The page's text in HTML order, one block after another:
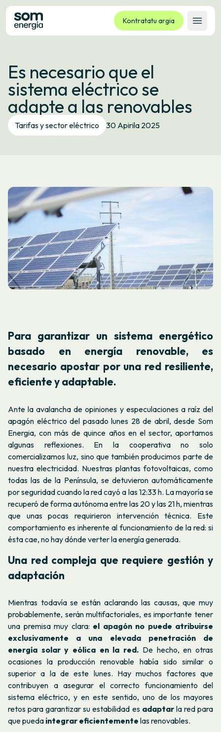
Kontratatu argia
Ireki
Tarifak
Zerbitzuak
Enpresak
Kooperatiba
Kontaktua
Es necesario que el
sistema eléctrico se
adapte a las renovables
Tarifas y sector eléctrico 30 Apirila 2025
Para garantizar un sistema energético
basado en energía renovable, es
necesario apostar por una red resiliente,
eficiente y adaptable.
Ante la avalancha de opiniones y especulaciones a raíz del
apagón eléctrico del pasado lunes 28 de abril, desde Som
Energia, con más de quince años en el sector, aportamos
algunas reflexiones. En la cooperativa no solo
comercializamos luz, sino que también producimos parte de
nuestra electricidad. Nuestras plantas fotovoltaicas, como
todas las de la Península, se detuvieron automáticamente
por seguridad cuando la red cayó a las 12:33 h. La mayoría se
recuperó de forma autónoma entre las 20 y las 21 h, mientras
que unas pocas requirieron intervención técnica. Este
comportamiento es inherente al funcionamiento de la red: si
ésta cae, no hay dónde verter la energía generada.
Una red compleja que requiere gestión y
adaptación
Mientras todavía se están aclarando las causas, que muy
probablemente, serán multifactoriales, es importante tener
una premisa muy clara: el apagón no puede atribuirse
exclusivamente a una elevada penetración de
energía solar y eólica en la red. De hecho, en otras
ocasiones la producción renovable había sido similar o
superior a la de este lunes. Hay muchos factores que
contribuyen a asegurar el correcto funcionamiento del
sistema eléctrico, y en este sentido, uno de los mayores
retos para garantizar su estabilidad es adaptarla red para
que pueda integrar eficientemente las renovables.